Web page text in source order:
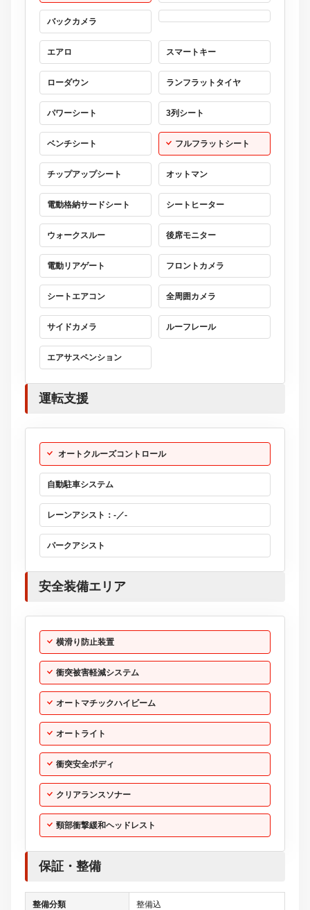
バックカメラ
エアロ スマートキー
ローダウン ランフラットタイヤ
パワーシート 3列シート
ベンチシート フルフラットシート
チップアップシート オットマン
電動格納サードシート シートヒーター
ウォークスルー 後席モニター
電動リアゲート フロントカメラ
シートエアコン 全周囲カメラ
サイドカメラ ルーフレール
エアサスペンション
運転支援
オートクルーズコントロール
自動駐車システム
レーンアシスト：-／-
パークアシスト
安全装備エリア
横滑り防止装置
衝突被害軽減システム
オートマチックハイビーム
オートライト
衝突安全ボディ
クリアランスソナー
頸部衝撃緩和ヘッドレスト
保証・整備
整備分類 整備込